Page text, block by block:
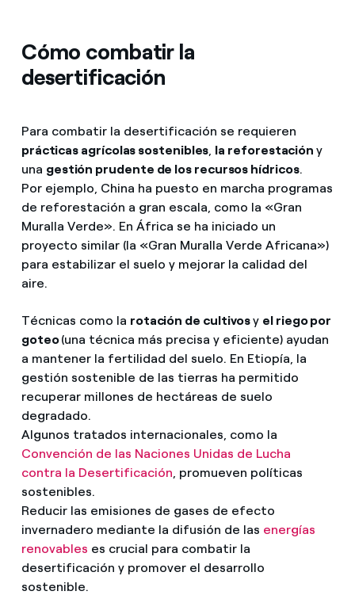
Cómo combatir la
desertificación
Para combatir la desertificación se requieren
prácticas agrícolas sostenibles la reforestacióny
una gestión prudente de los recursos hídricos.
Por ejemplo, China ha puesto en marcha programas
de reforestación a gran escala, como la «Gran
Muralla Verde». En África se ha iniciado un
proyecto similar (la «Gran Muralla Verde Africana»)
para estabilizar el suelo y mejorar la calidad del
aire.
Técnicas como la rotación de cultivosy el riego por
goteo(una técnica más precisa y eficiente) ayudan
a mantener la fertilidad del suelo. En Etiopía, la
gestión sostenible de las tierras ha permitido
recuperar millones de hectáreas de suelo
degradado.
Algunos tratados internacionales, como la
Convención de las Naciones Unidas de Lucha
contra la Desertificación, promueven políticas
sostenibles.
Reducir las emisiones de gases de efecto
invernadero mediante la difusión de las energías
renovables es crucial para combatir la
desertificación y promover el desarrollo
sostenible.